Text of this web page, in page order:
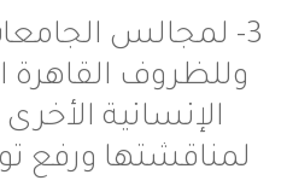
الجامعات
القاهرة النظر في
الأخرى التي
ورفع توصية الى